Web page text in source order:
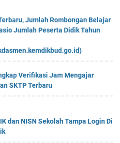
Jumlah Rombongan Belajar
Jumlah Peserta Didik Tahun
Verifikasi Jam Mengajar
SKTP Terbaru
dan NISN Sekolah Tampa Login Di